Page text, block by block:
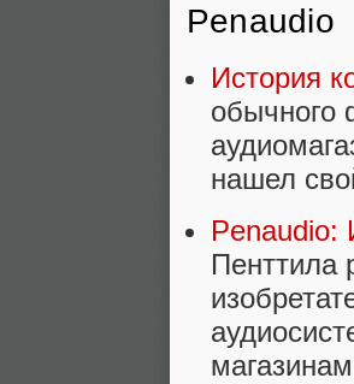
Penaudio
История
обычного
нашел
Penaudio:
Пенттила